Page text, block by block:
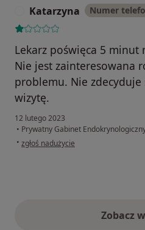
Katarzyna Numer
Lekarz poświęca 5 minut
Nie jest zainteresowana
problemu. Nie
wizytę.
12 lutego 2023
• Prywatny Gabinet
• w opinii użytkownika Katarzyna
zgłoś nadużycie
Zobacz